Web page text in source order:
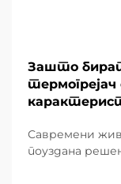
Зашто
Савремени
поуздана